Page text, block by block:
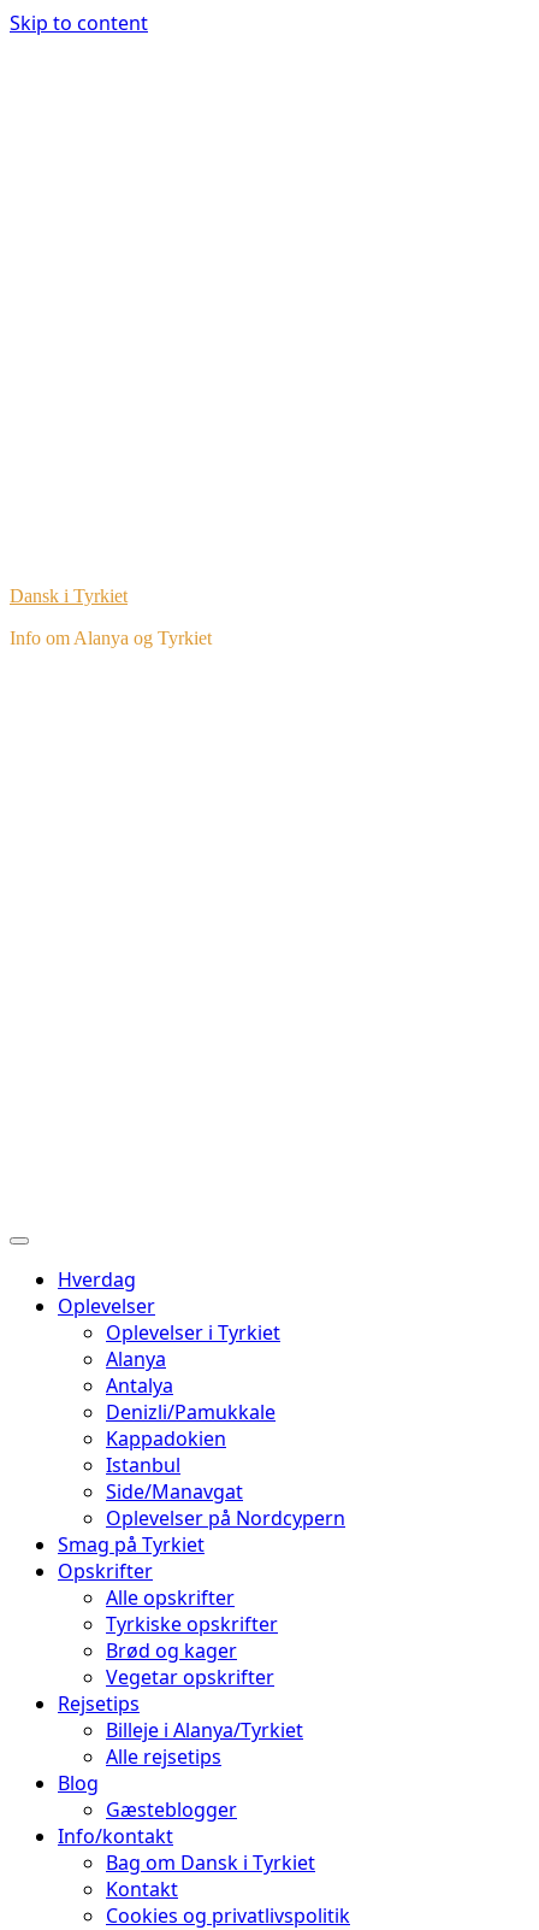
Skip to content
Dansk i Tyrkiet
Info om Alanya og Tyrkiet
Hverdag
Oplevelser
Oplevelser i Tyrkiet
Alanya
Antalya
Denizli/Pamukkale
Kappadokien
Istanbul
Side/Manavgat
Oplevelser på Nordcypern
Smag på Tyrkiet
Opskrifter
Alle opskrifter
Tyrkiske opskrifter
Brød og kager
Vegetar opskrifter
Rejsetips
Billeje i Alanya/Tyrkiet
Alle rejsetips
Blog
Gæsteblogger
Info/kontakt
Bag om Dansk i Tyrkiet
Kontakt
Cookies og privatlivspolitik